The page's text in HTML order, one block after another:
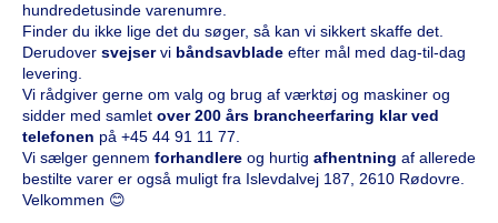
hundredetusinde varenumre.
Finder du ikke lige det du søger, så kan vi sikkert skaffe det.
Derudover svejservi båndsavblade efter mål med dag-til-dag
levering.
Vi rådgiver gerne om valg og brug af værktøj og maskiner og
sidder med samlet over 200 års brancheerfaring klar ved
telefonen på +45 44 91 11 77
Vi sælger gennem forhandlere og hurtig afhentning af allerede
bestilte varer er også muligt fra Islevdalvej 187, 2610 Rødovre.
Velkommen 😊